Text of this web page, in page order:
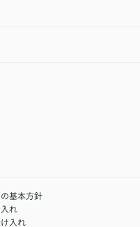
イレクト生命）
めに
ドバイザー（営業職）
基本方針
れ
入れ